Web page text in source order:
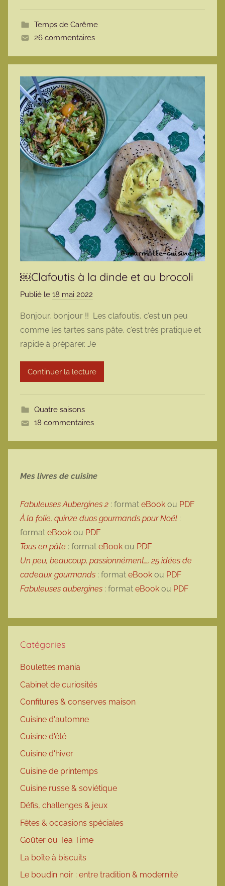
t
e
Temps de Carême
26 commentaires
￼Clafoutis à la dinde et au brocoli
Publié le 18 mai 2022
r
m
a
r
m
e
Bonjour, bonjour !! Les clafoutis, c’est un peu
comme les tartes sans pâte, c’est très pratique et
rapide à préparer. Je
Continuer la lecture
Quatre saisons
18 commentaires
Mes livres de cuisine
Fabuleuses Aubergines 2 : format eBook ou PDF
À la folie, quinze duos gourmands pour Noël :
format eBook ou PDF
Tous en pâte : format eBook ou PDF
Un peu, beaucoup, passionnément…, 25 idées de
cadeaux gourmands : format eBook ou PDF
Fabuleuses aubergines : format eBook ou PDF
Catégories
Boulettes mania
Cabinet de curiosités
Confitures & conserves maison
Cuisine d'automne
Cuisine d'été
Cuisine d'hiver
Cuisine de printemps
Cuisine russe & soviétique
Défis, challenges & jeux
Fêtes & occasions spéciales
Goûter ou Tea Time
La boîte à biscuits
Le boudin noir : entre tradition & modernité